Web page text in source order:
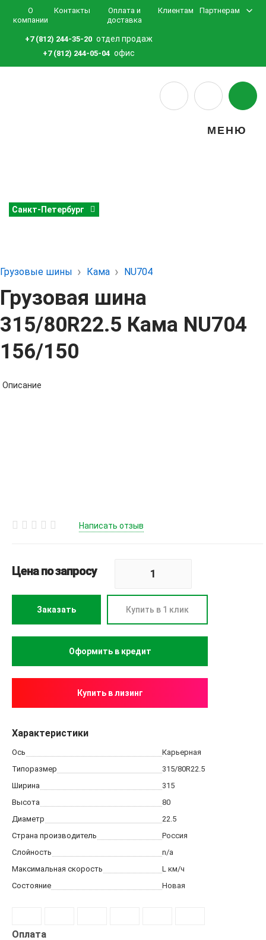
О
компании
Контакты
Оплата и
доставка
Клиентам Партнерам
+7 (812) 244-35-20 отдел продаж
+7 (812) 244-05-04 офис
Санкт-Петербург
МЕНЮ
Грузовые шины Кама NU704
Грузовая шина
315/80R22.5 Кама NU704
156/150
Описание
Написать отзыв
Цена по запросу
Заказать Купить в 1 клик
Купить в лизинг
Характеристики
Ось
Карьерная
Типоразмер
315/80R22.5
Ширина
315
Высота
80
Диаметр
22.5
Страна производитель
Россия
Слойность
n/a
Максимальная скорость
L км/ч
Состояние
Новая
Оплата